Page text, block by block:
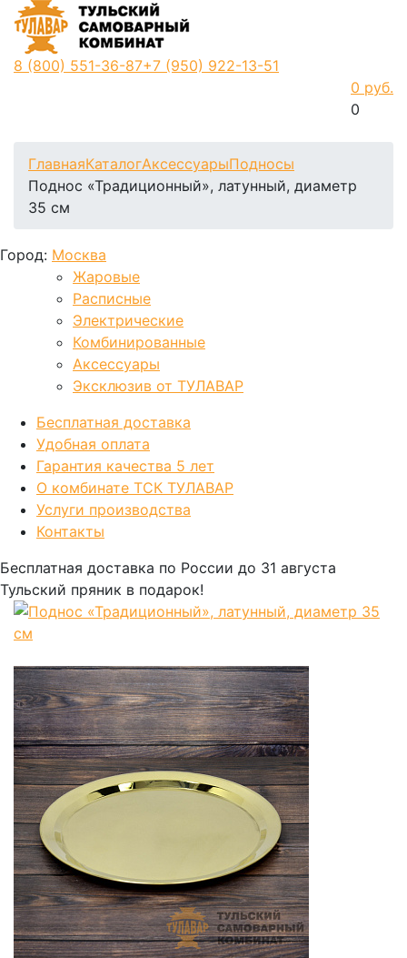
8 (800) 551-36-87+7 (950) 922-13-51
0 руб.
0
ГлавнаяКаталогАксессуарыПодносы
Поднос «Традиционный», латунный, диаметр
35 см
Город: Москва
Жаровые
Расписные
Электрические
Комбинированные
Аксессуары
Эксклюзив от ТУЛАВАР
Бесплатная доставка
Удобная оплата
Гарантия качества 5 лет
О комбинате ТСК ТУЛАВАР
Услуги производства
Контакты
Бесплатная доставка по России до 31 августа
Тульский пряник в подарок!